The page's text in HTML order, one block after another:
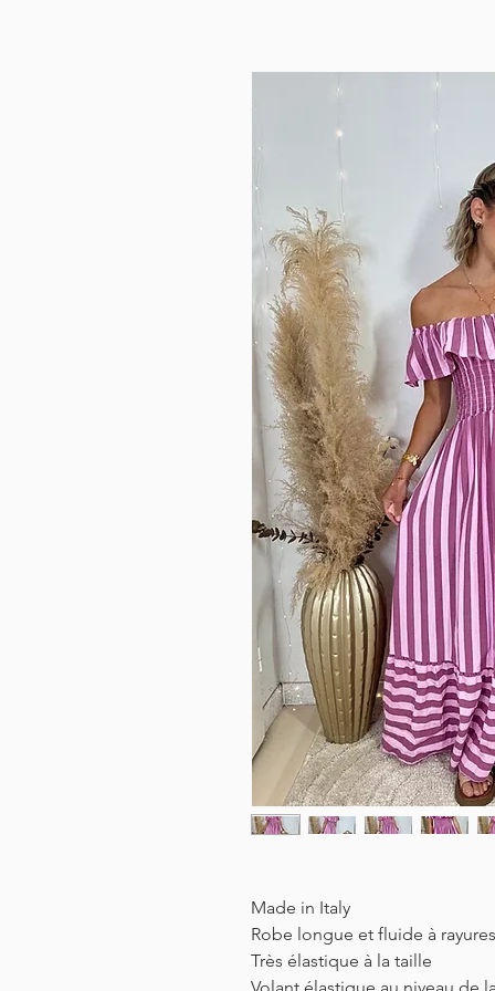
Made in Italy
Robe longue et fluide à
Très élastique à la taille
Volant élastique au niveau de